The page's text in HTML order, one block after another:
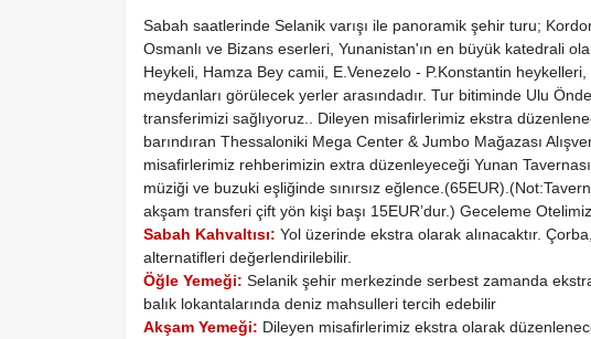
Sabah saatlerinde Selanik varışı ile panoramik şehir turu;
Osmanlı ve Bizans eserleri, Yunanistan'ın en büyük katedrali
Heykeli, Hamza Bey camii, E.Venezelo - P.Konstantin
meydanları görülecek yerler arasındadır. Tur bitiminde Ulu
transferimizi sağlıyoruz..
Dileyen misafirlerimiz ekstra
barındıran Thessaloniki Mega Center & Jumbo Mağazası
misafirlerimiz rehberimizin extra düzenleyeceği Yunan
müziği ve buzuki eşliğinde sınırsız
akşam transferi çift yön kişi başı 15EUR’dur.) Geceleme
Sabah Kahvaltısı: Yol üzerinde ekstra olarak alınacaktır.
alternatifleri değerlendirilebilir.
Öğle Yemeği: Selanik şehir merkezinde serbest zamanda
balık lokantalarında deniz mahsulleri tercih edebilir
Akşam Yemeği: Dileyen misafirlerimiz ekstra olarak